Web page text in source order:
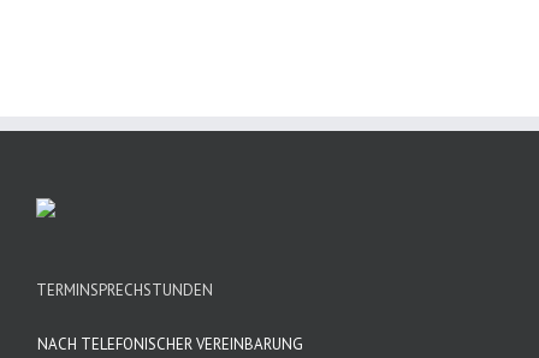
TERMINSPRECHSTUNDEN
NACH TELEFONISCHER VEREINBARUNG